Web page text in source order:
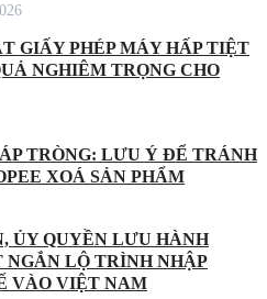
GIẤY PHÉP MÁY HẤP TIỆT
NGHIÊM TRỌNG CHO
TRÒNG: LƯU Ý ĐỂ TRÁNH
XOÁ SẢN PHẨM
ỦY QUYỀN LƯU HÀNH
NGẮN LỘ TRÌNH NHẬP
VÀO VIỆT NAM